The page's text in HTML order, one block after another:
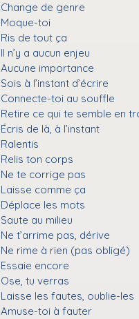
Change de genre
Moque-toi
Ris de tout ça
Il n’y a aucun enjeu
Aucune importance
Sois à l’instant d’écrire
Connecte-toi au souffle
Retire ce qui te semble en
Écris de là, à l’instant
Ralentis
Relis ton corps
Ne te corrige pas
Laisse comme ça
Déplace les mots
Saute au milieu
Ne t’arrime pas, dérive
Ne rime à rien (pas obligé)
Essaie encore
Ose, tu verras
Laisse les fautes, oublie-les
Amuse-toi à fauter